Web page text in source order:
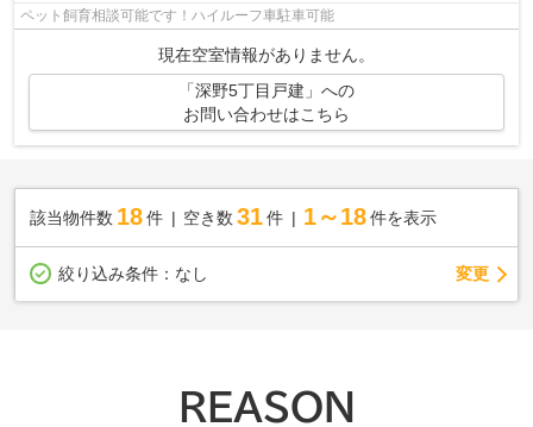
ペット飼育相談可能です！ハイルーフ車駐車可能
現在空室情報がありません。
「深野5丁目戸建」への
お問い合わせはこちら
該当物件数 18件 空き数 31 件 1～18 件を表示
絞り込み条件： なし 変更
REASON